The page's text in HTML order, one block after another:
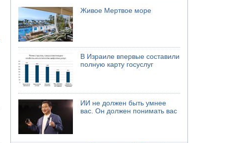
Живое Мертвое море
В Израиле впервые составили
полную карту госуслуг
ИИ не должен быть умнее
вас. Он должен понимать вас